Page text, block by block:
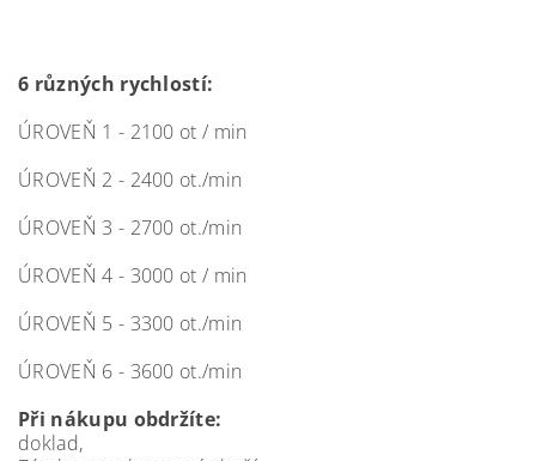
6 různých rychlostí:
ÚROVEŇ 1 - 2100 ot / min
ÚROVEŇ 2 - 2400 ot./min
ÚROVEŇ 3 - 2700 ot./min
ÚROVEŇ 4 - 3000 ot / min
ÚROVEŇ 5 - 3300 ot./min
ÚROVEŇ 6 - 3600 ot./min
Při nákupu obdržíte:
doklad,